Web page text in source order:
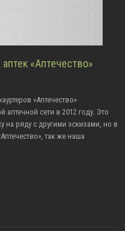
«Аптечество»
«Аптечество»
аптечной сети в 2012 году. Это
на ряду с другими эскизами, но в
так же наша